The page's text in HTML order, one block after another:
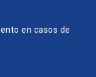
en casos de